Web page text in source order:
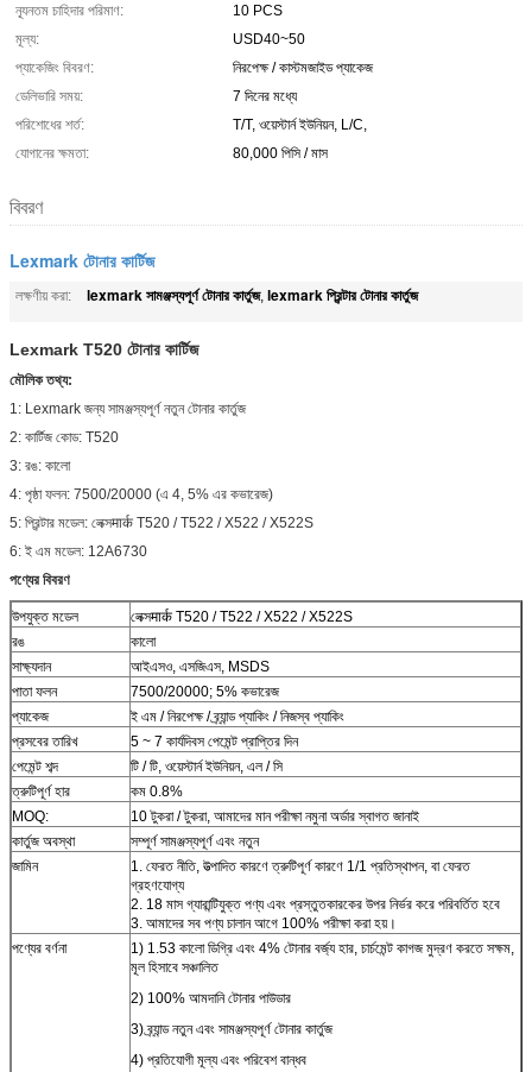
ন্যূনতম চাহিদার পরিমাণ:
10 PCS
মূল্য:
USD40~50
প্যাকেজিং বিবরণ:
নিরপেক্ষ / কাস্টমজাইড প্যাকেজ
ডেলিভারি সময়:
7 দিনের মধ্যে
পরিশোধের শর্ত:
T/T, ওয়েস্টার্ন ইউনিয়ন, L/C,
যোগানের ক্ষমতা:
80,000 পিসি / মাস
বিবরণ
Lexmark টোনার কার্টিজ
লক্ষণীয় করা: lexmark সামঞ্জস্যপূর্ণ টোনার কার্তুজ, lexmark প্রিন্টার টোনার কার্তুজ
Lexmark T520 টোনার কার্টিজ
মৌলিক তথ্য:
1: Lexmark জন্য সামঞ্জস্যপূর্ণ নতুন টোনার কার্তুজ
2: কার্টিজ কোড: T520
3: রঙ: কালো
4: পৃষ্ঠা ফলন: 7500/20000 (এ 4, 5% এর কভারেজ)
5: প্রিন্টার মডেল: লেক্সमार्क T520 / T522 / X522 / X522S
6: ই এম মডেল: 12A6730
পণ্যের বিবরণ
উপযুক্ত মডেল
লেক্সमार्क T520 / T522 / X522 / X522S
রঙ
কালো
সাক্ষ্যদান
আইএসও, এসজিএস, MSDS
পাতা ফলন
7500/20000; 5% কভারেজ
প্যাকেজ
ই এম / নিরপেক্ষ / ব্র্যান্ড প্যাকিং / নিজস্ব প্যাকিং
প্রসবের তারিখ
5 ~ 7 কার্যদিবস পেমেন্ট প্রাপ্তির দিন
পেমেন্ট শব্দ
টি / টি, ওয়েস্টার্ন ইউনিয়ন, এল / সি
ত্রুটিপূর্ণ হার
কম 0.8%
MOQ:
10 টুকরা / টুকরা, আমাদের মান পরীক্ষা নমুনা অর্ডার স্বাগত জানাই
কার্তুজ অবস্থা
সম্পূর্ণ সামঞ্জস্যপূর্ণ এবং নতুন
জামিন
1. ফেরত নীতি, উত্পাদিত কারণে ত্রুটিপূর্ণ কারণে 1/1 প্রতিস্থাপন, বা ফেরত
গ্রহণযোগ্য
2. 18 মাস গ্যারান্টিযুক্ত পণ্য এবং প্রস্তুতকারকের উপর নির্ভর করে পরিবর্তিত হবে
3. আমাদের সব পণ্য চালান আগে 100% পরীক্ষা করা হয়।
পণ্যের বর্ণনা
1) 1.53 কালো ডিগ্রি এবং 4% টোনার বর্জ্য হার, চার্চমেন্ট কাগজ মুদ্রণ করতে সক্ষম,
মূল হিসাবে সঞ্চালিত
2) 100% আমদানি টোনার পাউডার
3) ব্র্যান্ড নতুন এবং সামঞ্জস্যপূর্ণ টোনার কার্তুজ
4) প্রতিযোগী মূল্য এবং পরিবেশ বান্ধব